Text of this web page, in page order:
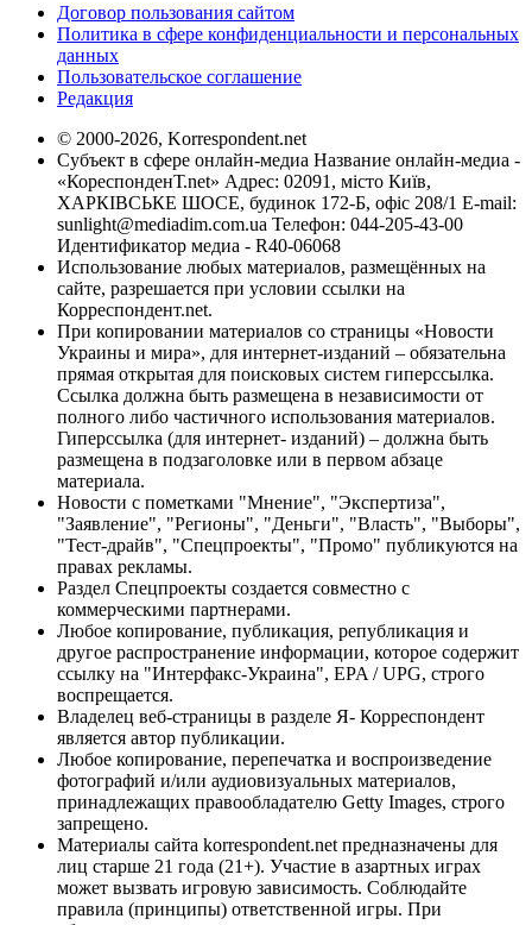
Договор пользования сайтом
Политика в сфере конфиденциальности и персональных
данных
Пользовательское соглашение
Редакция
© 2000-2026, Korrespondent.net
Субъект в сфере онлайн-медиа Название онлайн-медиа -
«КореспонденТ.net» Адрес: 02091, місто Київ,
ХАРКІВСЬКЕ ШОСЕ, будинок 172-Б, офіс 208/1 E-mail:
sunlight@mediadim.com.ua Телефон: 044-205-43-00
Идентификатор медиа - R40-06068
Использование любых материалов, размещённых на
сайте, разрешается при условии ссылки на
Корреспондент.net.
При копировании материалов со страницы «Новости
Украины и мира», для интернет-изданий – обязательна
прямая открытая для поисковых систем гиперссылка.
Ссылка должна быть размещена в независимости от
полного либо частичного использования материалов.
Гиперссылка (для интернет- изданий) – должна быть
размещена в подзаголовке или в первом абзаце
материала.
Новости с пометками "Мнение", "Экспертиза",
"Заявление", "Регионы", "Деньги", "Власть", "Выборы",
"Тест-драйв", "Спецпроекты", "Промо" публикуются на
правах рекламы.
Раздел Спецпроекты создается совместно с
коммерческими партнерами.
Любое копирование, публикация, републикация и
другое распространение информации, которое содержит
ссылку на "Интерфакс-Украина", EPA / UPG, строго
воспрещается.
Владелец веб-страницы в разделе Я- Корреспондент
является автор публикации.
Любое копирование, перепечатка и воспроизведение
фотографий и/или аудиовизуальных материалов,
принадлежащих правообладателю Getty Images, строго
запрещено.
Материалы сайта korrespondent.net предназначены для
лиц старше 21 года (21+). Участие в азартных играх
может вызвать игровую зависимость. Соблюдайте
правила (принципы) ответственной игры. При